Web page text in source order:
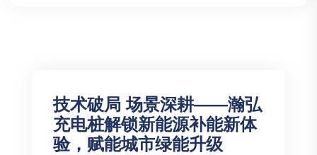
技术破局 场景深耕——瀚弘
充电桩解锁新能源补能新体
验，赋能城市绿能升级